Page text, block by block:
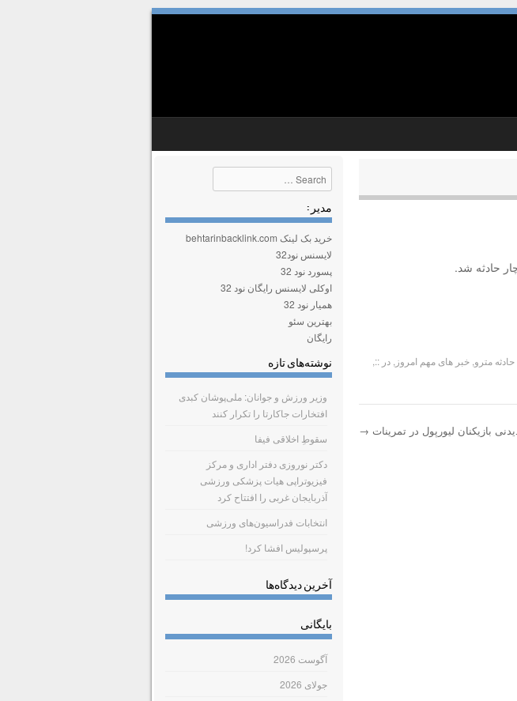
حادثه شد.
حادثه مترو خبر های مهم امروز در ::
→
Search
مدیر :
خرید بک لینک behtarinbacklink.com
لایسنس نود32
پسورد نود 32
اوکلی لایسنس رایگان نود 32
همیار نود 32
بهترین سئو
رایگان
نوشته‌های تازه
وزیر ورزش و جوانان: ملی‌پوشان کبدی
افتخارات جاکارتا را تکرار کنند
سقوطِ اخلاقی فیفا
دکتر نوروزی دفتر اداری و مرکز
فیزیوتراپی هیات پزشکی ورزشی
آذربایجان غربی را افتتاح کرد
انتخابات فدراسیون‌های ورزشی
پرسپولیس افشا کرد!
آخرین دیدگاه‌ها
بایگانی
آگوست 2026
جولای 2026